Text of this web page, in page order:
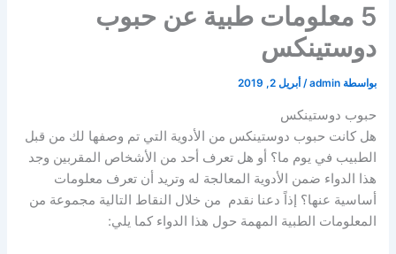
5 معلومات طبية عن حبوب
دوستينكس
بواسطة admin
/ أبريل 2, 2019
حبوب دوستينكس
هل كانت حبوب دوستينكس من الأدوية التي تم وصفها لك من قبل
الطبيب في يوم ما؟ أو هل تعرف أحد من الأشخاص المقربين وجد
هذا الدواء ضمن الأدوية المعالجة له وتريد أن تعرف معلومات
أساسية عنها؟ إذاً دعنا نقدم من خلال النقاط التالية مجموعة من
المعلومات الطبية المهمة حول هذا الدواء كما يلي: